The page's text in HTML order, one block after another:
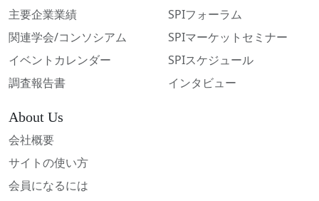
主要企業業績
関連学会/コンソシアム
イベントカレンダー
調査報告書
SPIフォーラム
SPIマーケットセミナー
SPIスケジュール
インタビュー
About Us
会社概要
サイトの使い方
会員になるには